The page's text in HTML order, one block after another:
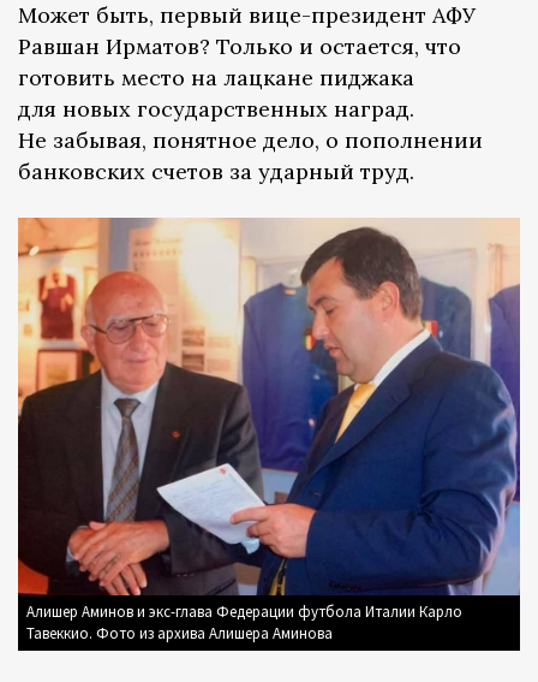
Может быть, первый вице-президент АФУ
Равшан Ирматов? Только и остается, что
готовить место на лацкане пиджака
для новых государственных наград.
Не забывая, понятное дело, о пополнении
банковских счетов за ударный труд.
Алишер Аминов и экс-глава Федерации футбола Италии Карло
Тавеккио. Фото из архива Алишера Аминова